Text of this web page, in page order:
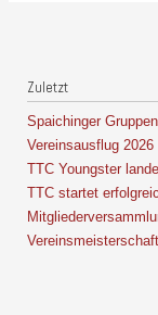
Zuletzt
Spaichinger
Vereinsausflug 2026
TTC Youngster
TTC startet